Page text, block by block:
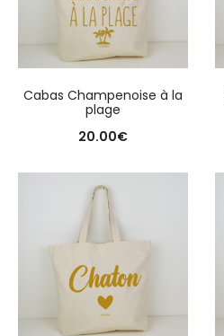
Cabas Champenoise à la
plage
20.00€